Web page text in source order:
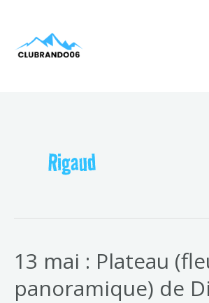
contenu
Rigaud
13 mai : Plateau
panoramique) de